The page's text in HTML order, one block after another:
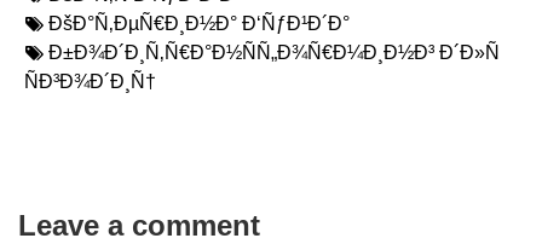
ÐšÐ°Ñ‚ÐµÑ€Ð¸Ð½Ð° Ð‘ÑƒÐ¹Ð´Ð°
Ð±Ð¾Ð´Ð¸Ñ‚Ñ€Ð°Ð½ÑÑ„Ð¾Ñ€Ð¼Ð¸Ð½Ð³ Ð´Ð»Ñ
ÑÐ³Ð¾Ð´Ð¸Ñ†
Leave a comment